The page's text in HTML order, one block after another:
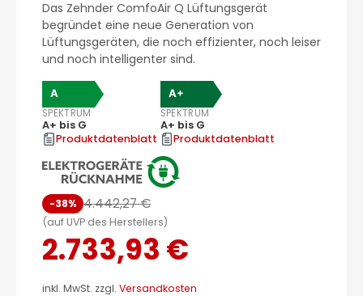
Das Zehnder ComfoAir Q Lüftungsgerät
begründet eine neue Generation von
Lüftungsgeräten, die noch effizienter, noch leiser
und noch intelligenter sind.
A
SPEKTRUM
A+ bis G
Produktdatenblatt
A+
SPEKTRUM
A+ bis G
Produktdatenblatt
-38% 4.442,27 €
(auf UVP des Herstellers)
2.733,93 €
inkl. MwSt. zzgl. Versandkosten